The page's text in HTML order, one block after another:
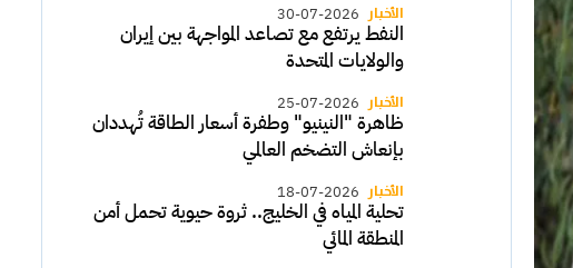
الأخبار 30-07-2026
النفط يرتفع مع تصاعد المواجهة بين إيران
والولايات المتحدة
الأخبار 25-07-2026
ظاهرة "النينيو" وطفرة أسعار الطاقة تُهددان
بإنعاش التضخم العالمي
الأخبار 18-07-2026
تحلية المياه في الخليج.. ثروة حيوية تحمل أمن
المنطقة المائي